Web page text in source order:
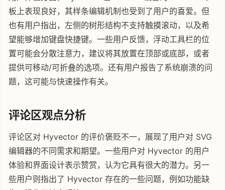
板上表现良好，其样条编辑机制也受到了用户的喜爱。但
也有用户指出，左侧的树形结构不支持触摸滚动，以及希
望能够增加键盘快捷键。一些用户反馈，浮动工具栏的位
置可能会分散注意力，建议将其放置在顶部或底部，或者
提供可移动/可折叠的选项。还有用户报告了系统崩溃的问
题，这可能与快速操作有关。
评论区观点分析
评论区对 Hyvector 的评价褒贬不一，展现了用户对 SVG
编辑器的不同需求和期望。一些用户对 Hyvector 的用户
体验和界面设计表示赞赏，认为它具有很大的潜力。另一
些用户则指出了 Hyvector 存在的一些问题，例如功能缺